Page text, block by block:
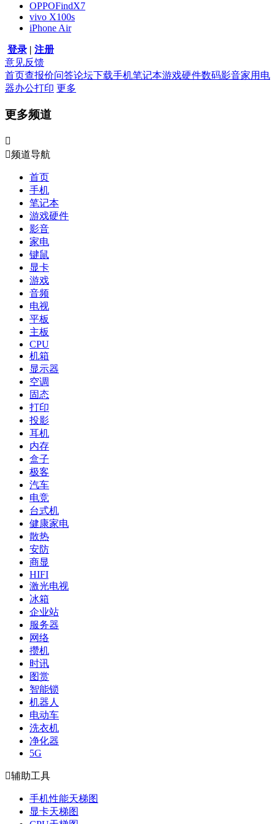
OPPOFindX7
vivo X100s
iPhone Air
登录 | 注册
意见反馈
首页查报价问答论坛下载手机笔记本游戏硬件数码影音家用电
器办公打印 更多
更多频道

频道导航
首页
手机
笔记本
游戏硬件
影音
家电
键鼠
显卡
游戏
音频
电视
平板
主板
CPU
机箱
显示器
空调
固态
打印
投影
耳机
内存
盒子
极客
汽车
电竞
台式机
健康家电
散热
安防
商显
HIFI
激光电视
冰箱
企业站
服务器
网络
攒机
时讯
图赏
智能锁
机器人
电动车
洗衣机
净化器
5G
辅助工具
手机性能天梯图
显卡天梯图